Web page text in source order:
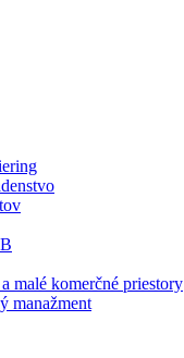
malé komerčné priestory
manažment